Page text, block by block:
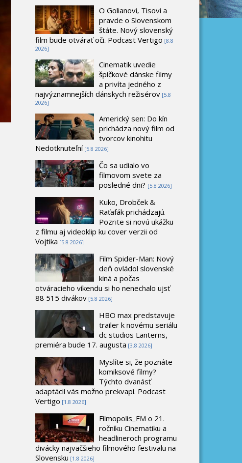
O Golianovi, Tisovi a
pravde o Slovenskom
štáte. Nový slovenský
film bude otvárať oči. Podcast Vertigo [8.8
2026]
Cinematik uvedie
špičkové dánske filmy
a privíta jedného z
najvýznamnejších dánskych režisérov [5.8
2026]
Americký sen: Do kín
prichádza nový film od
tvorcov kinohitu
Nedotknuteľní [5.8 2026]
Čo sa udialo vo
filmovom svete za
posledné dni? [5.8 2026]
Kuko, Drobček &
Raťafák prichádzajú.
Pozrite si novú ukážku
z filmu aj videoklip ku cover verzii od
Vojtika [5.8 2026]
Film Spider-Man: Nový
deň ovládol slovenské
kiná a počas
otváracieho víkendu si ho nenechalo ujsť
88 515 divákov [5.8 2026]
HBO max predstavuje
trailer k novému seriálu
dc studios Lanterns,
premiéra bude 17. augusta [3.8 2026]
Myslíte si, že poznáte
komiksové filmy?
Týchto dvanásť
adaptácií vás možno prekvapí. Podcast
Vertigo [1.8 2026]
Filmopolis_FM o 21.
ročníku Cinematiku a
headlineroch programu
divácky najväčšieho filmového festivalu na
Slovensku [1.8 2026]